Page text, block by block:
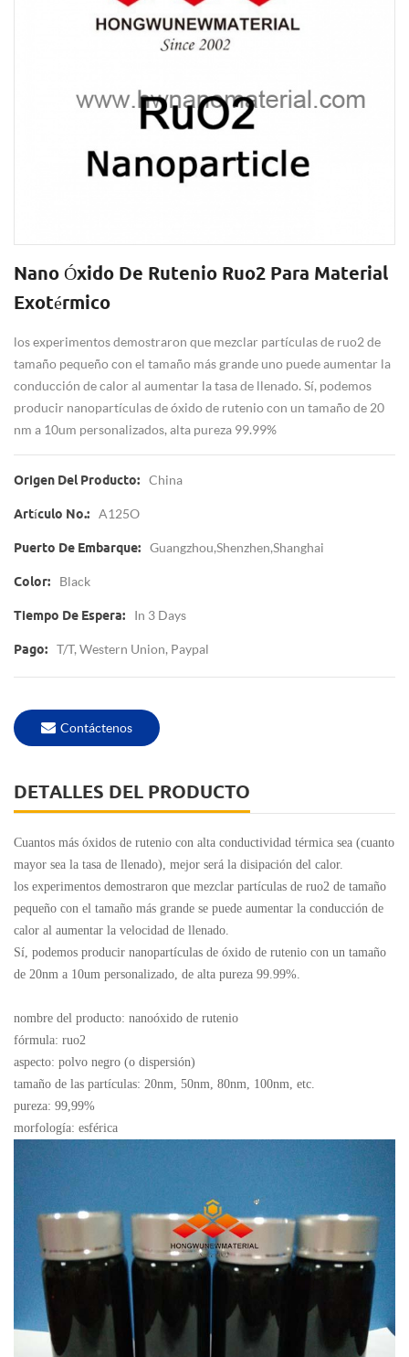
Nano Óxido De Rutenio Ruo2 Para Material
Exotérmico
los experimentos demostraron que mezclar partículas de ruo2 de
tamaño pequeño con el tamaño más grande uno puede aumentar la
conducción de calor al aumentar la tasa de llenado. Sí, podemos
producir nanopartículas de óxido de rutenio con un tamaño de 20
nm a 10um personalizados, alta pureza 99.99%
Origen Del Producto: China
Artículo No.: A125O
Puerto De Embarque: Guangzhou,Shenzhen,Shanghai
Color: Black
Tiempo De Espera: In 3 Days
Pago: T/T, Western Union, Paypal
Contáctenos
DETALLES DEL PRODUCTO
Cuantos más óxidos de rutenio con alta conductividad térmica sea (cuanto
mayor sea la tasa de llenado), mejor será la disipación del calor.
los experimentos demostraron que mezclar partículas de ruo2 de tamaño
pequeño con el tamaño más grande se puede aumentar la conducción de
calor al aumentar la velocidad de llenado.
Sí, podemos producir nanopartículas de óxido de rutenio con un tamaño
de 20nm a 10um personalizado, de alta pureza 99.99%.
nombre del producto: nanoóxido de rutenio
fórmula: ruo2
aspecto: polvo negro (o dispersión)
tamaño de las partículas: 20nm, 50nm, 80nm, 100nm, etc.
pureza: 99,99%
morfología: esférica